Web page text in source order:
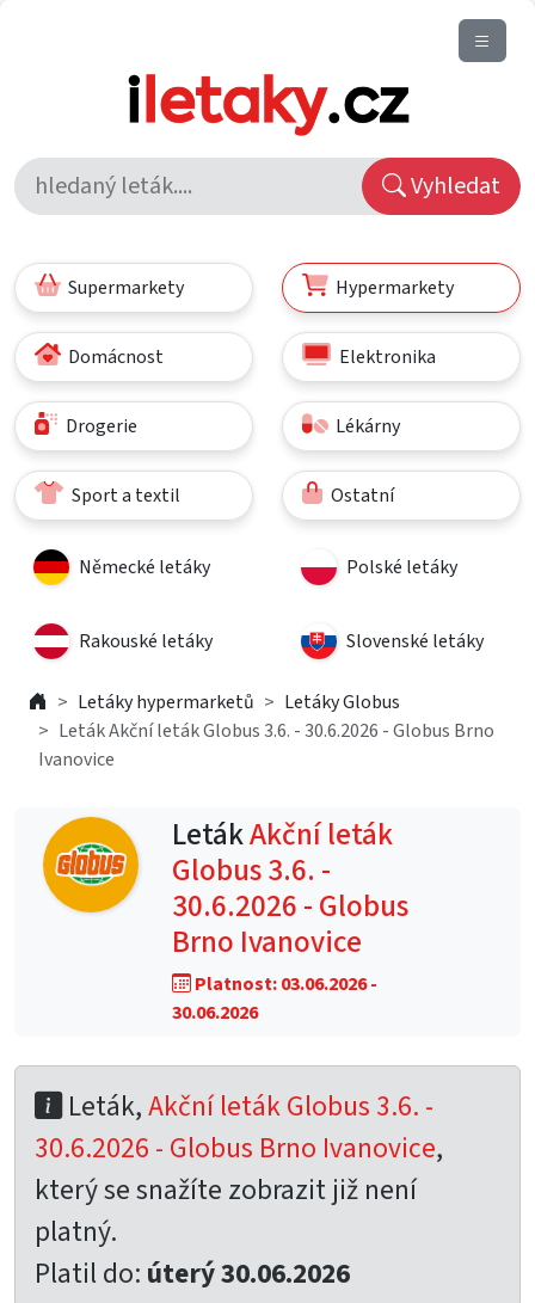
Vyhledat
Supermarkety Hypermarkety
Domácnost Elektronika
Drogerie Lékárny
Sport a textil Ostatní
Německé letáky Polské letáky
Rakouské letáky Slovenské letáky
Letáky hypermarketů
Letáky Globus
Leták Akční leták Globus 3.6. - 30.6.2026 - Globus Brno
Ivanovice
LetákAkční leták
Globus 3.6. -
30.6.2026 - Globus
Brno Ivanovice
Platnost: 03.06.2026 -
30.06.2026
Leták,Akční leták Globus 3.6. -
30.6.2026 - Globus Brno Ivanovice,
který se snažíte zobrazit již není
platný.
Platil do: úterý 30.06.2026